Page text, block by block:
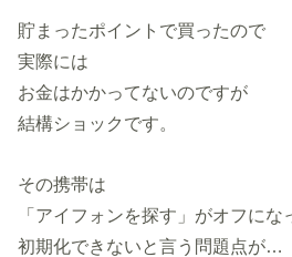
貯まったポイントで買ったので
実際には
お金はかかってないのですが
結構ショックです。
その携帯は
「アイフォンを探す」がオフにな
初期化できないと言う問題点が…